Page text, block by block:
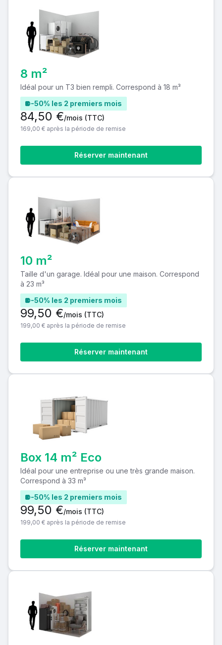
8 m²
Idéal pour un T3 bien rempli. Correspond à 18 m³
-50% les 2 premiers mois
Réserver maintenant
84,50 €/mois (TTC)
169,00 € après la période de remise
10 m²
Taille d'un garage. Idéal pour une maison. Correspond
à 23 m³
-50% les 2 premiers mois
Réserver maintenant
99,50 €/mois (TTC)
199,00 € après la période de remise
Box 14 m² Eco
Idéal pour une entreprise ou une très grande maison.
Correspond à 33 m³
-50% les 2 premiers mois
Réserver maintenant
99,50 €/mois (TTC)
199,00 € après la période de remise